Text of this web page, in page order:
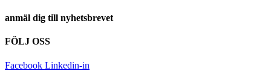
anmäl dig till nyhetsbrevet
FÖLJ OSS
Facebook Linkedin-in